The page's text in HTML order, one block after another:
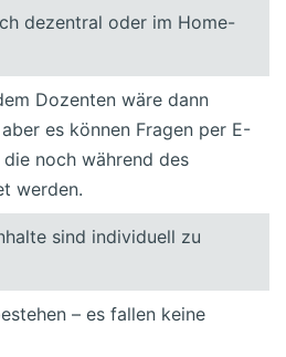
dezentral oder im Home-
Dozenten wäre dann
es können Fragen per E-
noch während des
werden.
sind individuell zu
– es fallen keine